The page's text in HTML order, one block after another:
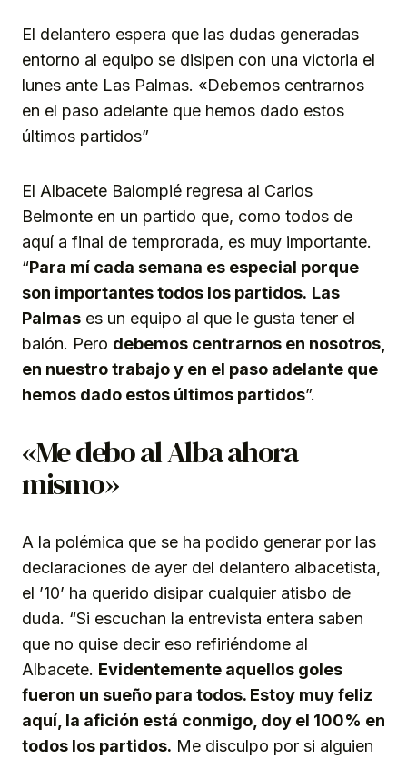
El delantero espera que las dudas generadas
entorno al equipo se disipen con una victoria el
lunes ante Las Palmas. «Debemos centrarnos
en el paso adelante que hemos dado estos
últimos partidos”
El Albacete Balompié regresa al Carlos
Belmonte en un partido que, como todos de
aquí a final de temprorada, es muy importante.
“Para mí cada semana es especial porque
son importantes todos los partidos. Las
Palmas es un equipo al que le gusta tener el
balón. Pero debemos centrarnos en nosotros,
en nuestro trabajo y en el paso adelante que
hemos dado estos últimos partidos”.
«Me debo al Alba ahora
mismo»
A la polémica que se ha podido generar por las
declaraciones de ayer del delantero albacetista,
el ’10’ ha querido disipar cualquier atisbo de
duda. “Si escuchan la entrevista entera saben
que no quise decir eso refiriéndome al
Albacete. Evidentemente aquellos goles
fueron un sueño para todos. Estoy muy feliz
aquí, la afición está conmigo, doy el 100% en
todos los partidos. Me disculpo por si alguien